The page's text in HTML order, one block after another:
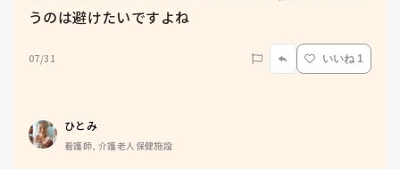
うのは避けたいですよね
07/31 いいね 1
ひとみ
看護師, 介護老人保健施設